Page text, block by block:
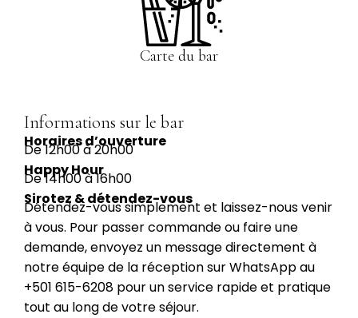
Carte du bar
Informations sur le bar
Horaires d’ouverture
De 12h00 à 20h00
Happy Hour
De 14h00 à 16h00
Sirotez & détendez-vous
Détendez-vous simplement et laissez-nous venir
à vous. Pour passer commande ou faire une
demande, envoyez un message directement à
notre équipe de la réception sur WhatsApp au
+501 615-6208 pour un service rapide et pratique
tout au long de votre séjour.